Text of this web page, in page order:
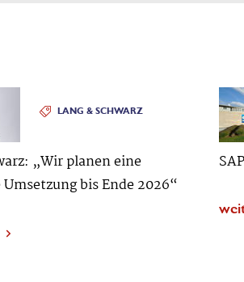
LANG & SCHWARZ
„Wir planen eine
bis Ende 2026“